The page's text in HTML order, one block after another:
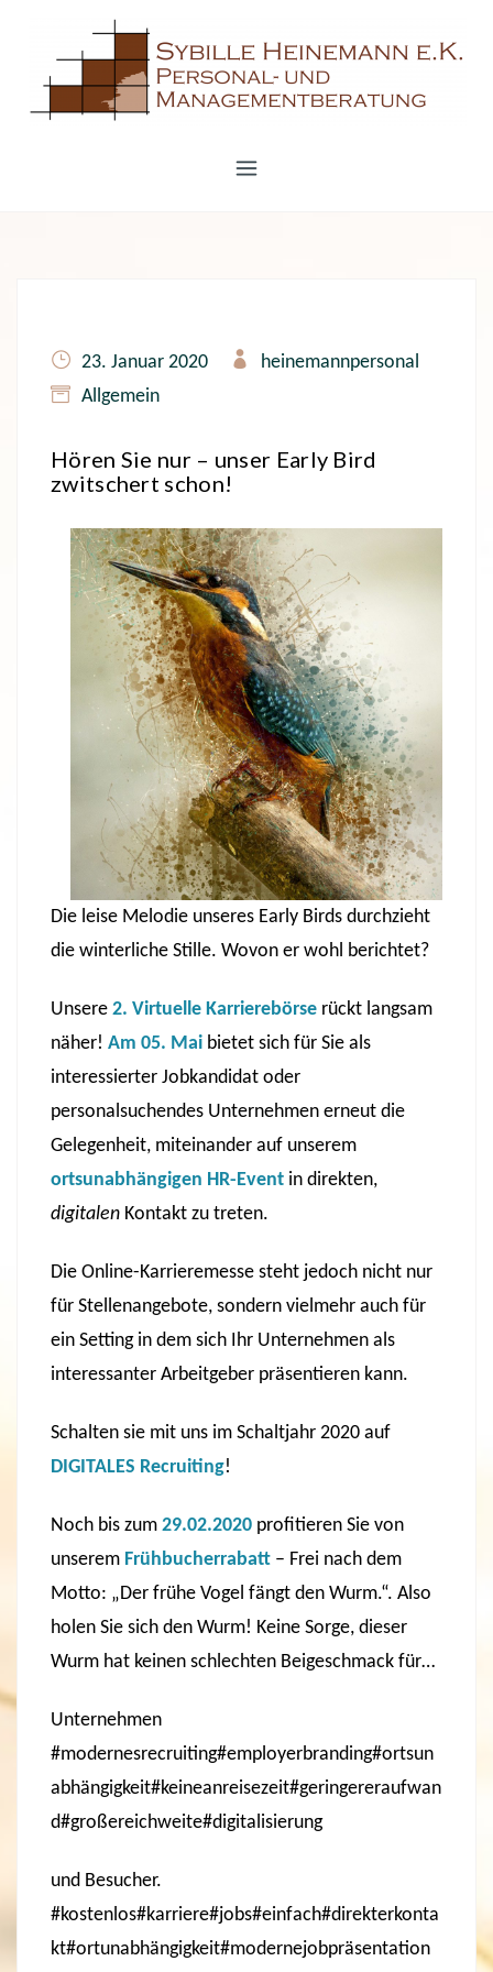
23. Januar 2020
heinemannpersonal
Allgemein
Hören Sie nur – unser Early Bird
zwitschert schon!
Die leise Melodie unseres Early Birds durchzieht
die winterliche Stille. Wovon er wohl berichtet?
Unsere 2. Virtuelle Karrierebörse rückt langsam
näher! Am 05. Mai bietet sich für Sie als
interessierter Jobkandidat oder
personalsuchendes Unternehmen erneut die
Gelegenheit, miteinander auf unserem
ortsunabhängigen HR-Event in direkten,
digitalen Kontakt zu treten.
Die Online-Karrieremesse steht jedoch nicht nur
für Stellenangebote, sondern vielmehr auch für
ein Setting in dem sich Ihr Unternehmen als
interessanter Arbeitgeber präsentieren kann.
Schalten sie mit uns im Schaltjahr 2020 auf
DIGITALES Recruiting!
Noch bis zum 29.02.2020 profitieren Sie von
unserem Frühbucherrabatt – Frei nach dem
Motto: „Der frühe Vogel fängt den Wurm.“. Also
holen Sie sich den Wurm! Keine Sorge, dieser
Wurm hat keinen schlechten Beigeschmack für…
Unternehmen
#modernesrecruiting#employerbranding#ortsun
abhängigkeit#keineanreisezeit#geringereraufwan
d#großereichweite#digitalisierung
und Besucher.
#kostenlos#karriere#jobs#einfach#direkterkonta
kt#ortunabhängigkeit#modernejobpräsentation